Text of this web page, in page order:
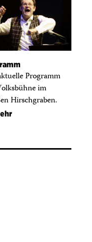
Programm
im
Hirschgraben.